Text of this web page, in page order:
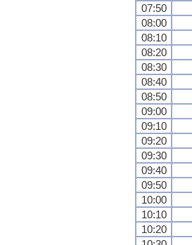
07:50
08:00
08:10
08:20
08:30
08:40
08:50
09:00
09:10
09:20
09:30
09:40
09:50
10:00
10:10
10:20